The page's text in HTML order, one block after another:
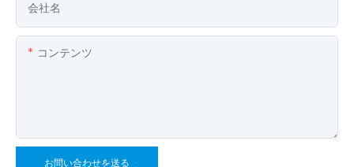
会社名
コンテンツ
お問い合わせを送る